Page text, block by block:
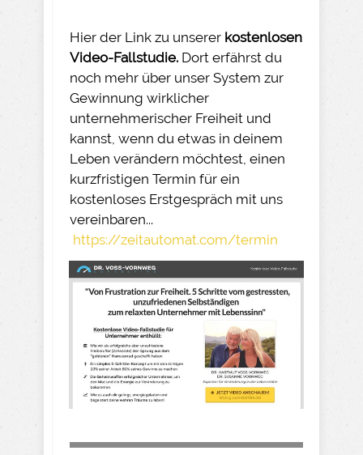
Hier der Link zu unserer kostenlosen
Video-Fallstudie. Dort erfährst du
noch mehr über unser System zur
Gewinnung wirklicher
unternehmerischer Freiheit und
kannst, wenn du etwas in deinem
Leben verändern möchtest, einen
kurzfristigen Termin für ein
kostenloses Erstgespräch mit uns
vereinbaren...
https://zeitautomat.com/termin